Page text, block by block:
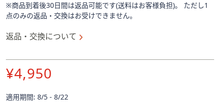
き
ま
す。
※商品到着後30日間は返品可能です(送料はお客様負担)。 ただし1
点のみの返品・交換はお受けできません。
返品・交換について
削
除
¥4,950
適用期間: 8/5 - 8/22